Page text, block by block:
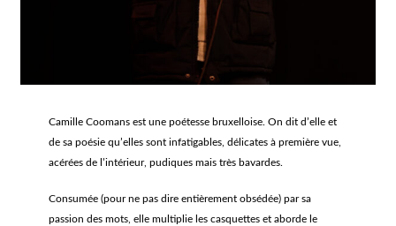
Camille Coomans est une poétesse bruxelloise. On dit d’elle et
de sa poésie qu’elles sont infatigables, délicates à première vue,
acérées de l’intérieur, pudiques mais très bavardes.
Consumée (pour ne pas dire entièrement obsédée) par sa
passion des mots, elle multiplie les casquettes et aborde le